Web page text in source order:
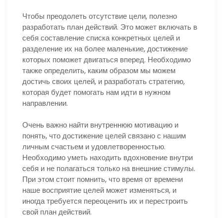
Чтобы преодолеть отсутствие цели, полезно
разработать план действий. Это может включать в
себя составление списка конкретных целей и
разделение их на более маленькие, достижение
которых поможет двигаться вперед. Необходимо
также определить, каким образом мы можем
достичь своих целей, и разработать стратегию,
которая будет помогать нам идти в нужном
направлении.
Очень важно найти внутреннюю мотивацию и
понять, что достижение целей связано с нашим
личным счастьем и удовлетворенностью.
Необходимо уметь находить вдохновение внутри
себя и не полагаться только на внешние стимулы.
При этом стоит помнить, что время от времени
наше восприятие целей может изменяться, и
иногда требуется переоценить их и перестроить
свой план действий.